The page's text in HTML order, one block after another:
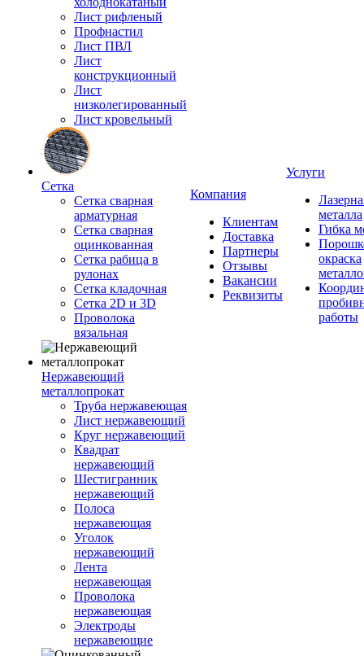
Лист рифленый
Профнастил
Лист ПВЛ
Лист
конструкционный
Лист
низколегированный
Лист кровельный
Сетка
Сетка сварная
арматурная
Сетка сварная
оцинкованная
Сетка рабица в
рулонах
Сетка кладочная
Сетка 2D и 3D
Проволока
вязальная
Нержавеющий
металлопрокат
Труба нержавеющая
Лист нержавеющий
Круг нержавеющий
Квадрат
нержавеющий
Шестигранник
нержавеющий
Полоса
нержавеющая
Уголок
нержавеющий
Лента
нержавеющая
Проволока
нержавеющая
Электроды
нержавеющие
Компания
Клиентам
Доставка
Партнеры
Отзывы
Вакансии
Реквизиты
Услуги
металла
Гибка
окраска
работы